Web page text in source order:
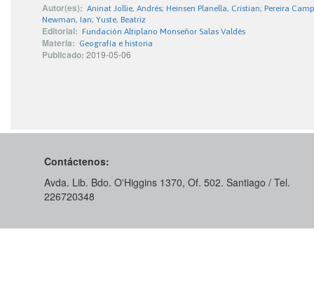
Autor(es): Aninat Jollie, Andrés; Heinsen Planella, Cristian; Pereira
Newman, Ian; Yuste, Beatriz
Editorial: Fundación Altiplano Monseñor Salas Valdés
Materia: Geografía e historia
Publicado: 2019-05-06
Contáctenos:
Avda. Lib. Bdo. O'Higgins 1370, Of. 502. Santiago / Tel.
226720348